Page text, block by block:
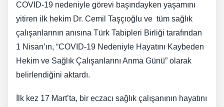
COVID-19 nedeniyle görevi başındayken yaşamını
yitiren ilk hekim Dr. Cemil Taşçıoğlu ve tüm sağlık
çalışanlarının anısına Türk Tabipleri Birliği tarafından
1 Nisan’ın, “COVID-19 Nedeniyle Hayatını Kaybeden
Hekim ve Sağlık Çalışanlarını Anma Günü” olarak
belirlendiğini aktardı.
İlk kez 17 Mart’ta, bir eczacı sağlık çalışanının hayatını